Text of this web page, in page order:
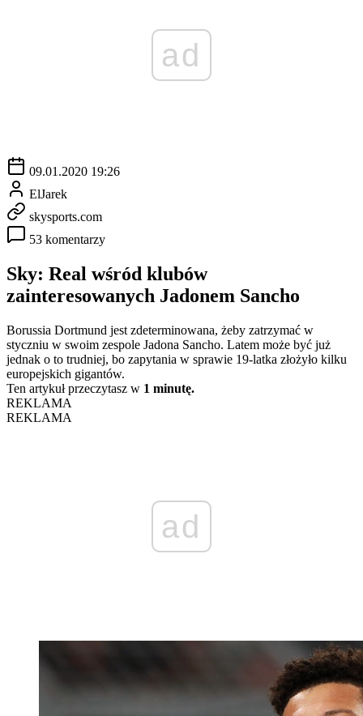
ad
09.01.2020 19:26
ElJarek
skysports.com
53 komentarzy
Sky: Real wśród klubów
zainteresowanych Jadonem Sancho
Borussia Dortmund jest zdeterminowana, żeby zatrzymać w
styczniu w swoim zespole Jadona Sancho. Latem może być już
jednak o to trudniej, bo zapytania w sprawie 19-latka złożyło kilku
europejskich gigantów.
Ten artykuł przeczytasz w 1 minutę.
REKLAMA
REKLAMA
ad